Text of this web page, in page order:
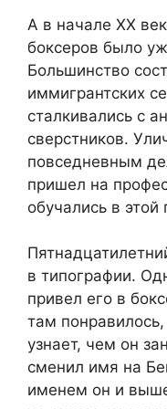
А в начале XX
боксеров было
Большинство
иммигрантских
сталкивались с
сверстников.
повседневным
пришел на
обучались в
в типографии.
привел его в
там
узнает, чем он
сменил имя на
именем он и